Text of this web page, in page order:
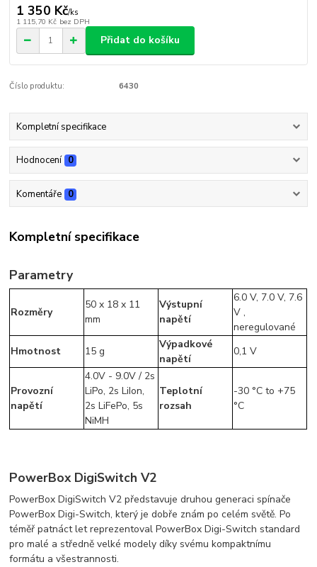
1 350 Kč/ks
1 115,70 Kč bez DPH
Přidat do košíku
Číslo produktu: 6430
Kompletní specifikace
Hodnocení 0
Komentáře 0
Kompletní specifikace
Parametry
Rozměry
50 x 18 x 11
mm
Výstupní
napětí
6.0 V, 7.0 V, 7.6
V ,
neregulované
Hmotnost
15 g
Výpadkové
napětí
0,1 V
Provozní
napětí
4.0V - 9.0V / 2s
LiPo, 2s LiIon,
2s LiFePo, 5s
NiMH
Teplotní
rozsah
-30 °C to +75
°C
PowerBox DigiSwitch V2
PowerBox DigiSwitch V2 představuje druhou generaci spínače
PowerBox Digi-Switch, který je dobře znám po celém světě. Po
téměř patnáct let reprezentoval PowerBox Digi-Switch standard
pro malé a středně velké modely díky svému kompaktnímu
formátu a všestrannosti.